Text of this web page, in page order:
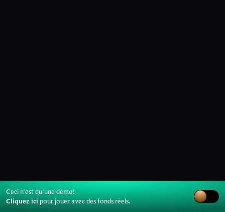
Ceci n'est qu'une démo!
Cliquez ici pour jouer avec des fonds réels.